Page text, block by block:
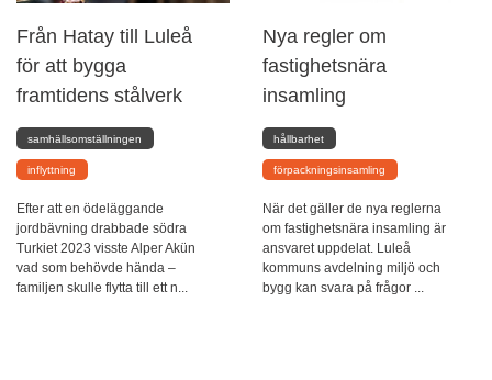
Från Hatay till Luleå
för att bygga
framtidens stålverk
samhällsomställningen
inflyttning
Efter att en ödeläggande
jordbävning drabbade södra
Turkiet 2023 visste Alper Akün
vad som behövde hända –
familjen skulle flytta till ett n...
Nya regler om
fastighetsnära
insamling
hållbarhet
förpackningsinsamling
När det gäller de nya reglerna
om fastighetsnära insamling är
ansvaret uppdelat. Luleå
kommuns avdelning miljö och
bygg kan svara på frågor ...